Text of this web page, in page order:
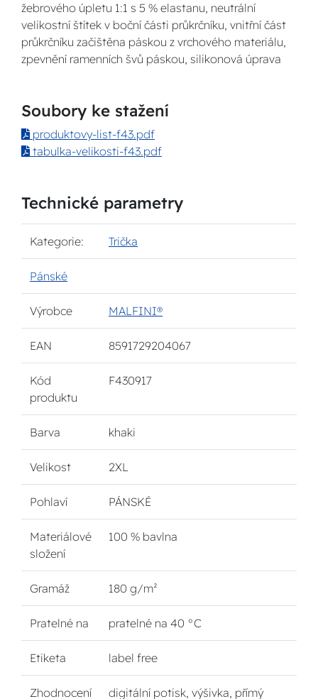
žebrového úpletu 1:1 s 5 % elastanu, neutrální
velikostní štítek v boční části průkrčníku, vnitřní část
průkrčníku začištěna páskou z vrchového materiálu,
zpevnění ramenních švů páskou, silikonová úprava
Soubory ke stažení
produktovy-list-f43.pdf
tabulka-velikosti-f43.pdf
Technické parametry
Kategorie: Trička
Pánské
Výrobce MALFINI®
EAN 8591729204067
Kód
produktu
F430917
Barva khaki
Velikost 2XL
Pohlaví PÁNSKÉ
Materiálové
složení
100 % bavlna
Gramáž 180 g/m²
Pratelné na pratelné na 40 °C
Etiketa label free
Zhodnocení digitální potisk, výšivka, přímý